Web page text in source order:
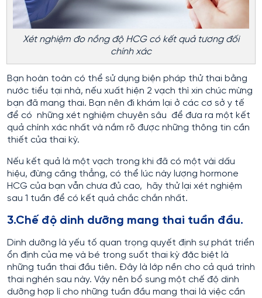
Xét nghiệm đo nồng độ HCG có kết quả tương đối
chính xác
Bạn hoàn toàn có thể sử dụng biện pháp thử thai bằng
nước tiểu tại nhà, nếu xuất hiện 2 vạch thì xin chúc mừng
bạn đã mang thai. Bạn nên đi khám lại ở các cơ sở y tế
để có những xét nghiệm chuyên sâu để đưa ra một kết
quả chính xác nhất và nắm rõ được những thông tin cần
thiết của thai kỳ.
Nếu kết quả là một vạch trong khi đã có một vài dấu
hiệu, đừng căng thẳng, có thể lúc này lượng hormone
HCG của bạn vẫn chưa đủ cao, hãy thử lại xét nghiệm
sau 1 tuần để có kết quả chắc chắn nhất.
3.Chế độ dinh dưỡng mang thai tuần đầu.
Dinh dưỡng là yếu tố quan trọng quyết định sự phát triển
ổn định của mẹ và bé trong suốt thai kỳ đặc biệt là
những tuần thai đầu tiên. Đây là lớp nền cho cả quá trình
thai nghén sau này. Vậy nên bổ sung một chế độ dinh
dưỡng hợp lí cho những tuần đầu mang thai là việc cần